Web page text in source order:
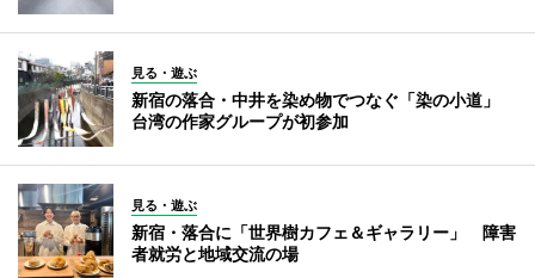
見る・遊ぶ
新宿の落合・中井を染め物でつなぐ「染の小道」
台湾の作家グループが初参加
見る・遊ぶ
新宿・落合に「世界樹カフェ＆ギャラリー」 障害
者就労と地域交流の場